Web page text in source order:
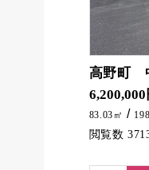
5
高野町
浴槽・
6,200,000
83.03㎡